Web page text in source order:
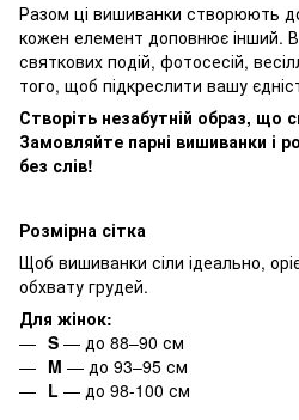
Разом ці вишиванки створюють
кожен елемент доповнює інший.
святкових подій, фотосесій,
того, щоб підкреслити вашу
Створіть незабутній образ, що
Замовляйте парні вишиванки і
без слів!
Розмірна сітка
Щоб вишиванки сіли ідеально,
обхвату грудей.
Для жінок:
S — до 88–90 см
M — до 93–95 см
L — до 98-100 см